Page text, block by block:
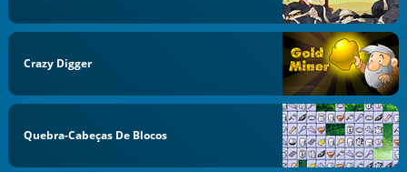
Crazy Digger
Quebra-Cabeças De Blocos